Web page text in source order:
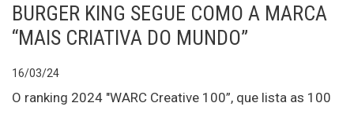
BURGER KING SEGUE COMO A MARCA
“MAIS CRIATIVA DO MUNDO”
16/03/24
O ranking 2024 "WARC Creative 100”, que lista as 100